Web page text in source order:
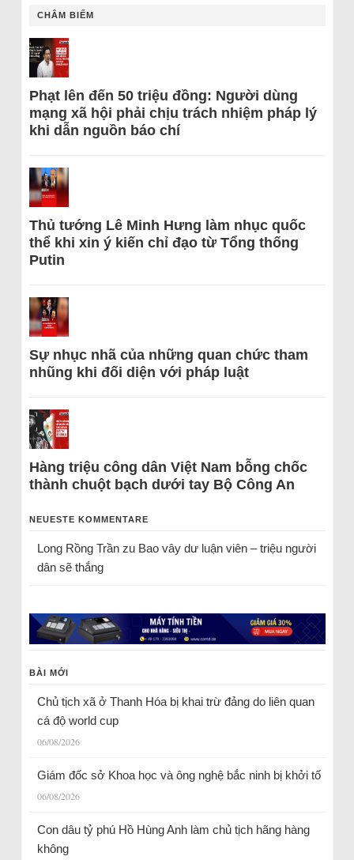
CHÂM BIẾM
Phạt lên đến 50 triệu đồng: Người dùng
mạng xã hội phải chịu trách nhiệm pháp lý
khi dẫn nguồn báo chí
Thủ tướng Lê Minh Hưng làm nhục quốc
thể khi xin ý kiến chỉ đạo từ Tổng thống
Putin
Sự nhục nhã của những quan chức tham
nhũng khi đối diện với pháp luật
Hàng triệu công dân Việt Nam bỗng chốc
thành chuột bạch dưới tay Bộ Công An
NEUESTE KOMMENTARE
Long Rồng Trầnzu Bao vây dư luận viên – triệu người
dân sẽ thắng
BÀI MỚI
Chủ tịch xã ở Thanh Hóa bị khai trừ đảng do liên quan
cá độ world cup
06/08/2026
Giám đốc sở Khoa học và ông nghệ bắc ninh bị khởi tố
06/08/2026
Con dâu tỷ phú Hồ Hùng Anh làm chủ tịch hãng hàng
không